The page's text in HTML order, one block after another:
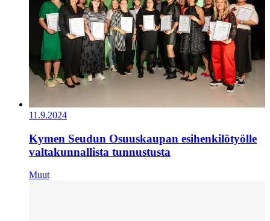
11.9.2024
Kymen Seudun Osuuskaupan esihenkilötyölle
valtakunnallista tunnustusta
Muut